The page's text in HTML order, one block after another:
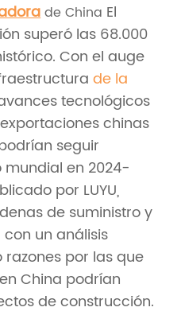
de China El
superó las 68.000
Con el auge
de la
tecnológicos
chinas
seguir
en 2024-
por LUYU,
de suministro y
un análisis
por las que
China podrían
de construcción.